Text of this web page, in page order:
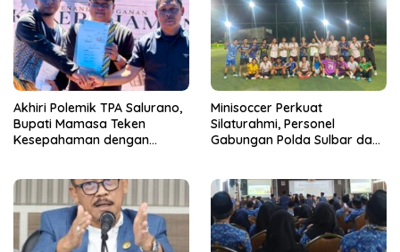
Akhiri Polemik TPA Salurano,
Bupati Mamasa Teken
Kesepahaman dengan
Minisoccer Perkuat
Silaturahmi, Personel
Gabungan Polda Sulbar dan